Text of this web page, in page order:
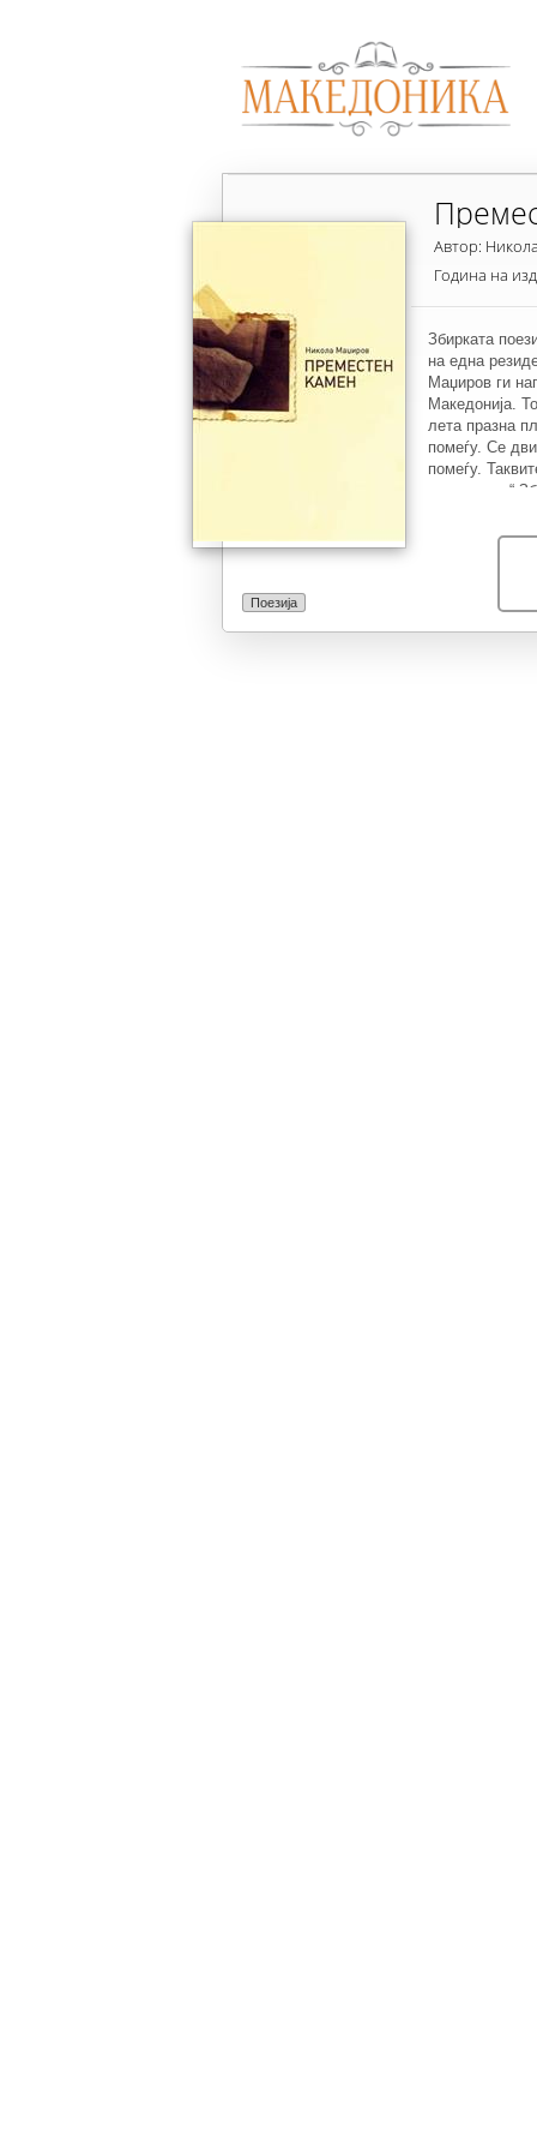
Поезија
Автор:
Година на
Збирката
на една
Маџиров ги
Македонија.
лета празна
помеѓу. Се
помеѓу.
нова книга.“
„Бурда“ и со